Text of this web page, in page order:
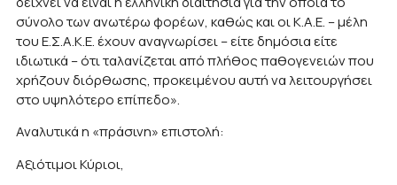
σύνολο των ανωτέρω φορέων, καθώς και οι Κ.Α.Ε. – μέλη
του Ε.Σ.Α.Κ.Ε. έχουν αναγνωρίσει – είτε δημόσια είτε
ιδιωτικά – ότι ταλανίζεται από πλήθος παθογενειών που
χρήζουν διόρθωσης, προκειμένου αυτή να λειτουργήσει
στο υψηλότερο επίπεδο».
Αναλυτικά η «πράσινη» επιστολή:
Αξιότιμοι Κύριοι,